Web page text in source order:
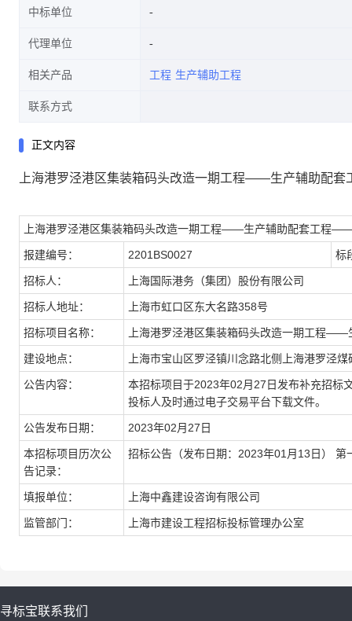
中标单位
代理单位
相关产品 工程 生产辅助工程
联系方式
正文内容
上海港罗泾港区集装箱码头改造一期工程——生产辅助配
上海港罗泾港区集装箱码头改造一期工程——生产辅助配套工程
报建编号： 2201BS0027 标
招标人： 上海国际港务（集团）股份有限公司
招标人地址： 上海市虹口区东大名路358号
招标项目名称： 上海港罗泾港区集装箱码头改造一期工程——
建设地点： 上海市宝山区罗泾镇川念路北侧上海港罗泾煤
公告内容：
本招标项目于2023年02月27日发布补充招标
投标人及时通过电子交易平台下载文件。
公告发布日期： 2023年02月27日
本招标项目历次公
告记录：
招标公告（发布日期：2023年01月13日） 第
填报单位： 上海中鑫建设咨询有限公司
监管部门： 上海市建设工程招标投标管理办公室
寻标宝联系我们